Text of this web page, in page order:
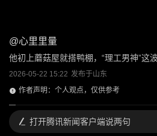
@心里里量
他初上蘑菇屋就搭鸭棚，“理工男神”这
2026-05-22 15:22 发布于山东
作者声明：个人观点，仅供参考
打开腾讯新闻客户端说两句